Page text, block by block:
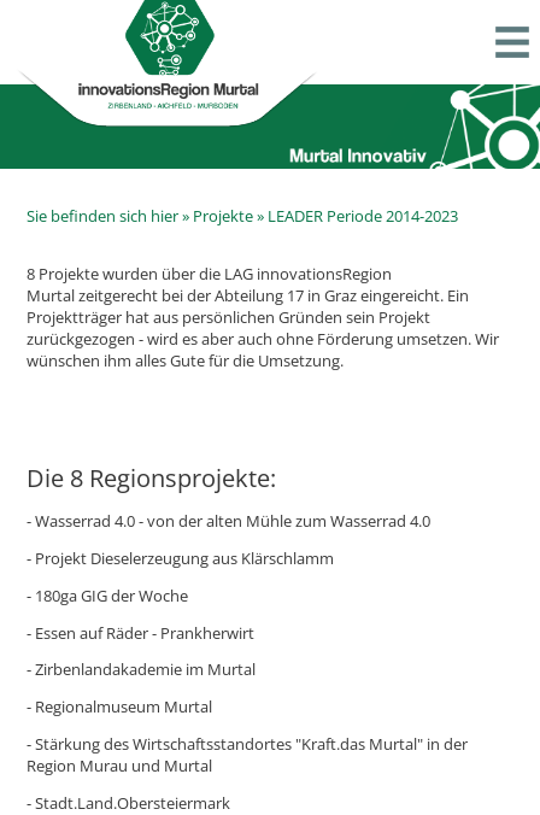
Sie befinden sich hier » Projekte» LEADER Periode 2014-2023
8 Projekte wurden über die LAG innovationsRegion
Murtal zeitgerecht bei der Abteilung 17 in Graz eingereicht. Ein
Projektträger hat aus persönlichen Gründen sein Projekt
zurückgezogen - wird es aber auch ohne Förderung umsetzen. Wir
wünschen ihm alles Gute für die Umsetzung.
Die 8 Regionsprojekte:
- Wasserrad 4.0 - von der alten Mühle zum Wasserrad 4.0
- Projekt Dieselerzeugung aus Klärschlamm
- 180ga GIG der Woche
- Essen auf Räder - Prankherwirt
- Zirbenlandakademie im Murtal
- Regionalmuseum Murtal
- Stärkung des Wirtschaftsstandortes "Kraft.das Murtal" in der
Region Murau und Murtal
- Stadt.Land.Obersteiermark